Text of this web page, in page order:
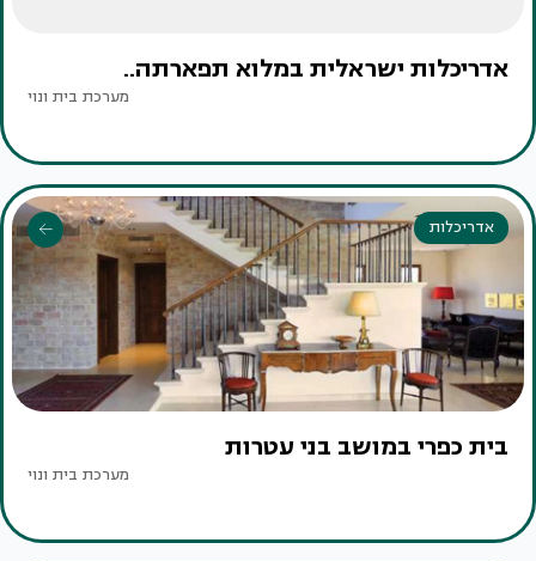
אדריכלות ישראלית במלוא תפארתה..
מערכת בית ונוי
אדריכלות
בית כפרי במושב בני עטרות
מערכת בית ונוי